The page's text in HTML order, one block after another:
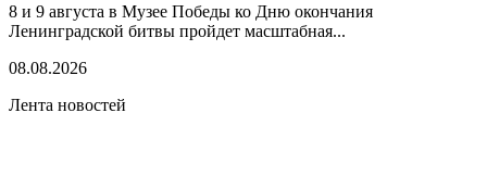
8 и 9 августа в Музее Победы ко Дню окончания
Ленинградской битвы пройдет масштабная...
08.08.2026
Лента новостей